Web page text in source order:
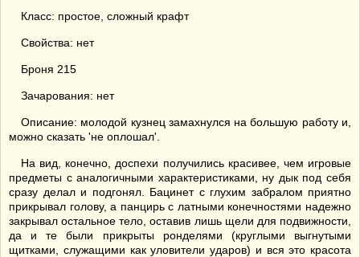
Класс: простое, сложный крафт
Свойства: нет
Броня 215
Зачарования: нет
Описание: молодой кузнец замахнулся на большую работу и,
можно сказать 'не оплошал'.
На вид, конечно, доспехи получились красивее, чем игровые
предметы с аналогичными характеристиками, ну дык под себя
сразу делал и подгонял. Бацинет с глухим забралом приятно
прикрывал голову, а панцирь с латными конечностями надежно
закрывал остальное тело, оставив лишь щели для подвижности,
да и те были прикрыты ронделями (круглыми выгнутыми
щитками, служащими как уловители ударов) и вся это красота